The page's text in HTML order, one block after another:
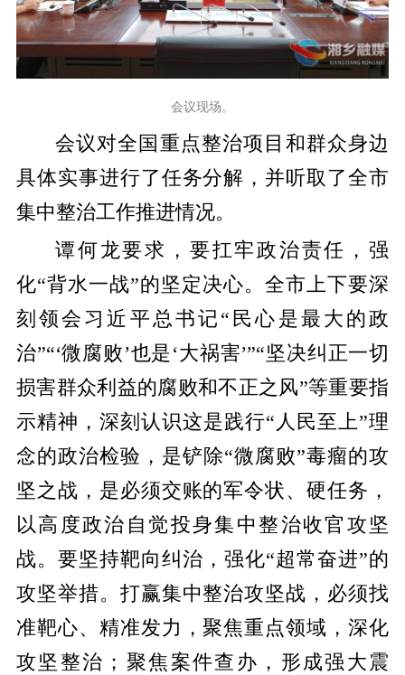
会议现场。
会议对全国重点整治项目和群众身边
具体实事进行了任务分解，并听取了全市
集中整治工作推进情况。
谭何龙要求， 要扛牢政治责任，强
化“背水一战”的坚定决心。全市上下要深
刻领会习近平总书记“民心是最大的政
治”“‘微腐败’也是‘大祸害’”“坚决纠正一切
损害群众利益的腐败和不正之风”等重要指
示精神，深刻认识这是践行“人民至上”理
念的政治检验 ， 是铲除“微腐败”毒瘤的攻
坚之战 ， 是必须交账的军令状、硬任务，
以高度政治自觉投身集中整治收官攻坚
战。 要坚持靶向纠治，强化“超常奋进”的
攻坚举措。 打赢集中整治攻坚战，必须找
准靶心、精准发力，聚焦重点领域，深化
攻坚整治；聚焦案件查办，形成强大震